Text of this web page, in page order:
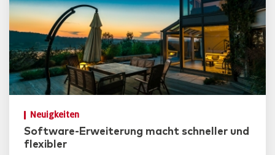
Neuigkeiten
Software-Erweiterung macht schneller und
flexibler